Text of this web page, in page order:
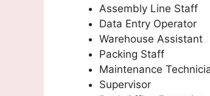
Assembly Line Staff
Data Entry Operator
Warehouse Assistant
Packing Staff
Maintenance
Supervisor